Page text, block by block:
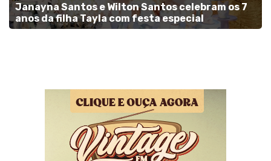
Janayna Santos e Wilton Santos celebram os 7
anos da filha Tayla com festa especial